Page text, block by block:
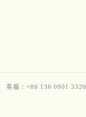
客服：+86 136 0901 3320